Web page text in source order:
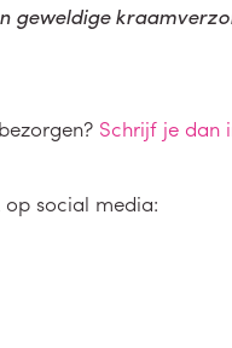
geweldige
Schrijf je dan
op social media: